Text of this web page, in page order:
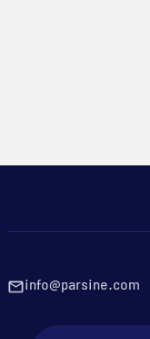
info@parsine.com